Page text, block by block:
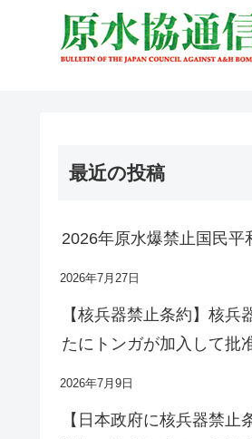
最近の投稿
2026年原水爆禁止国民平
2026年7月27日
【核兵器禁止条約】核兵
たにトンガが加入して批
2026年7月9日
【日本政府に核兵器禁止